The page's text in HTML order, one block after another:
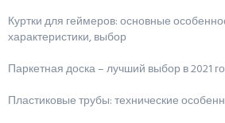
Куртки для геймеров: основные
характеристики, выбор
Паркетная доска – лучший выбор в 2021
Пластиковые трубы: технические